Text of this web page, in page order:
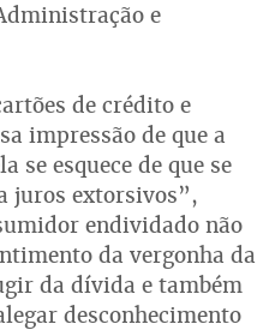
e
de crédito e
impressão de que a
se esquece de que se
juros extorsivos”,
endividado não
da vergonha da
da dívida e também
desconhecimento